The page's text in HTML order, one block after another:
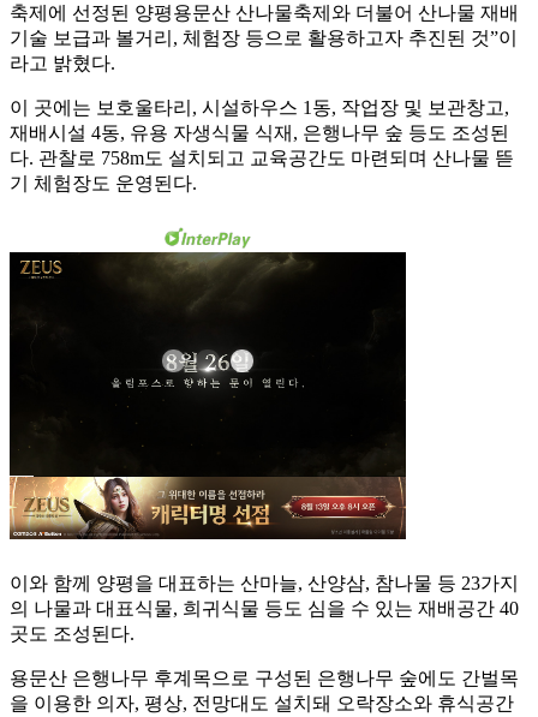
축제에 선정된 양평용문산 산나물축제와 더불어 산나물 재배
기술 보급과 볼거리, 체험장 등으로 활용하고자 추진된 것”이
라고 밝혔다.
이 곳에는 보호울타리, 시설하우스 1동, 작업장 및 보관창고,
재배시설 4동, 유용 자생식물 식재, 은행나무 숲 등도 조성된
다. 관찰로 758m도 설치되고 교육공간도 마련되며 산나물 뜯
기 체험장도 운영된다.
이와 함께 양평을 대표하는 산마늘, 산양삼, 참나물 등 23가지
의 나물과 대표식물, 희귀식물 등도 심을 수 있는 재배공간 40
곳도 조성된다.
용문산 은행나무 후계목으로 구성된 은행나무 숲에도 간벌목
을 이용한 의자, 평상, 전망대도 설치돼 오락장소와 휴식공간